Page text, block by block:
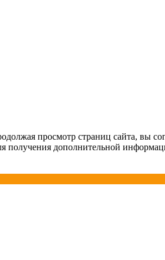
просмотр страниц сайта, вы
дополнительной